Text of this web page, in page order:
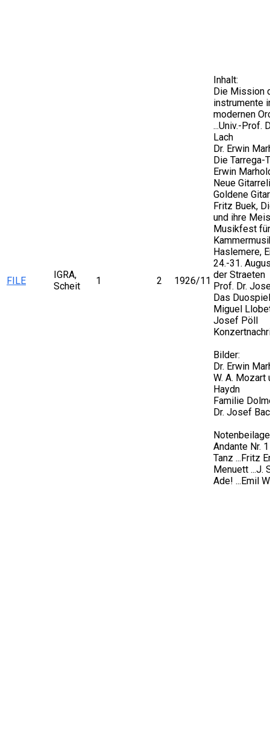
FILE
IGRA,
Scheit
1 2 1926/11
Inhalt:
Die Mission
instrumente
modernen
...Univ.-Prof.
Lach
Dr. Erwin
Die Tarrega-
Erwin
Neue
Goldene
Fritz Buek,
und ihre
Musikfest
Haslemere,
24.-31.
der Straeten
Prof. Dr.
Das Duospiel
Miguel
Josef Pöll
Bilder:
Dr. Erwin
W. A. Mozart
Haydn
Familie
Dr. Josef
Andante Nr.
Tanz ...Fritz
Menuett ...J.
Ade! ...Emil